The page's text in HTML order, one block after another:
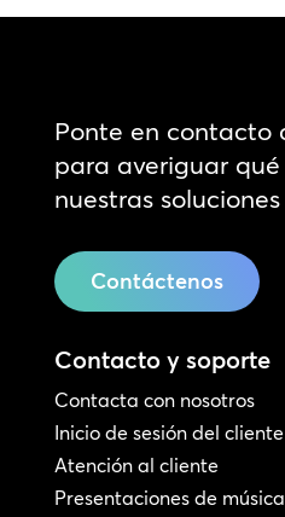
Ponte en contacto
para averiguar
nuestras
Contáctenos
Contacto y soporte
Contacta con nosotros
Inicio de sesión del cliente
Atención al cliente
Presentaciones de música